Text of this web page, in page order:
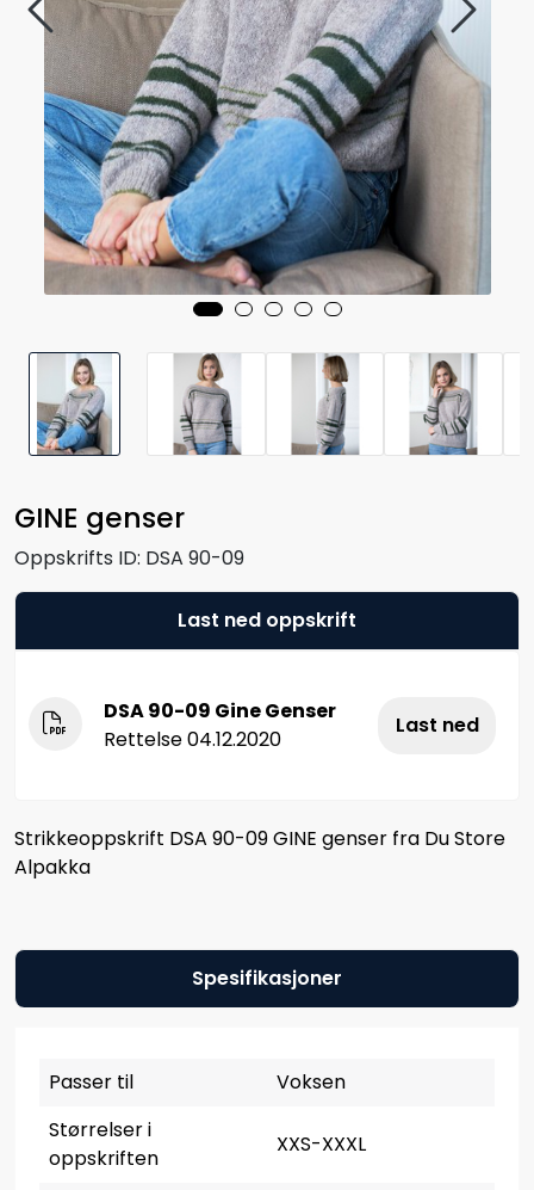
GINE genser
Oppskrifts ID: DSA 90-09
Last ned oppskrift
DSA 90-09 Gine Genser
Rettelse 04.12.2020
Last ned
Strikkeoppskrift DSA 90-09 GINE genser fra Du Store
Alpakka
Spesifikasjoner
Passer til
Voksen
Størrelser i
oppskriften
XXS-XXXL